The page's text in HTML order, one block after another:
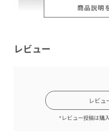
商品説明
レビュー
レビュ
*レビュー投稿は購